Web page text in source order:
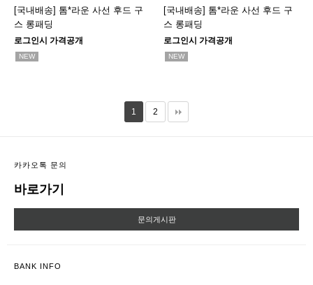
[국내배송] 톰*라운 사선 후드 구
스 롱패딩
로그인시 가격공개
NEW
[국내배송] 톰*라운 사선 후드 구
스 롱패딩
로그인시 가격공개
NEW
1 2
카카오톡 문의
바로가기
문의게시판
BANK INFO